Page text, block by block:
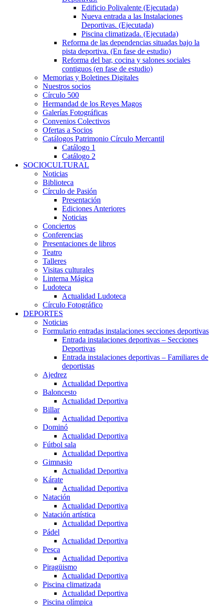
Edificio Polivalente (Ejecutada)
Nueva entrada a las Instalaciones
Deportivas. (Ejecutada)
Piscina climatizada. (Ejecutada)
Reforma de las dependencias situadas bajo la
pista deportiva. (En fase de estudio)
Reforma del bar, cocina y salones sociales
contiguos (en fase de estudio)
Memorias y Boletines Digitales
Nuestros socios
Círculo 500
Hermandad de los Reyes Magos
Galerías Fotográficas
Convenios Colectivos
Ofertas a Socios
Catálogos Patrimonio Círculo Mercantil
Catálogo 1
Catálogo 2
SOCIOCULTURAL
Noticias
Biblioteca
Círculo de Pasión
Presentación
Ediciones Anteriores
Noticias
Conciertos
Conferencias
Presentaciones de libros
Teatro
Talleres
Visitas culturales
Linterna Mágica
Ludoteca
Actualidad Ludoteca
Círculo Fotográfico
DEPORTES
Noticias
Formulario entradas instalaciones secciones deportivas
Entrada instalaciones deportivas – Secciones
Deportivas
Entrada instalaciones deportivas – Familiares de
deportistas
Ajedrez
Actualidad Deportiva
Baloncesto
Actualidad Deportiva
Billar
Actualidad Deportiva
Dominó
Actualidad Deportiva
Fútbol sala
Actualidad Deportiva
Gimnasio
Actualidad Deportiva
Kárate
Actualidad Deportiva
Natación
Actualidad Deportiva
Natación artística
Actualidad Deportiva
Pádel
Actualidad Deportiva
Pesca
Actualidad Deportiva
Piragüismo
Actualidad Deportiva
Piscina climatizada
Actualidad Deportiva
Piscina olímpica